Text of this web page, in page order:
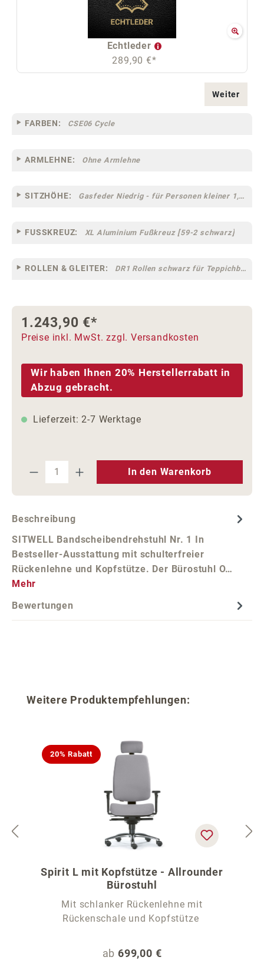
Echtleder
289,90 €*
Weiter
FARBEN: CSE06 Cycle
ARMLEHNE: Ohne Armlehne
SITZHÖHE: Gasfeder Niedrig - für Personen kleiner 1,60 m
FUSSKREUZ: XL Aluminium Fußkreuz [59-2 schwarz]
ROLLEN & GLEITER: DR1 Rollen schwarz für Teppichböden [10]
1.243,90 €*
Preise inkl. MwSt. zzgl. Versandkosten
Wir haben Ihnen 20% Herstellerrabatt in
Abzug gebracht.
Lieferzeit: 2-7 Werktage
Produkt Anzahl: Gib den
In den Warenkorb
Beschreibung
SITWELL Bandscheibendrehstuhl Nr. 1 In
Bestseller-Ausstattung mit schulterfreier
Rückenlehne und Kopfstütze. Der Bürostuhl O…
Mehr
Bewertungen
Produktgalerie überspringen
Weitere Produktempfehlungen:
20% Rabatt
Spirit L mit Kopfstütze - Allrounder
Bürostuhl
Mit schlanker Rückenlehne mit
Rückenschale und Kopfstütze
Regulärer Preis:
ab 699,00 €